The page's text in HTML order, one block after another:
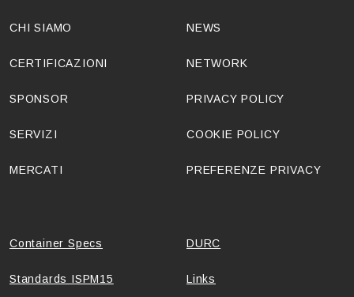
CHI SIAMO
CERTIFICAZIONI
SPONSOR
SERVIZI
MERCATI
NEWS
NETWORK
PRIVACY POLICY
COOKIE POLICY
PREFERENZE PRIVACY
Container Specs
Standards ISPM15
DURC
Links